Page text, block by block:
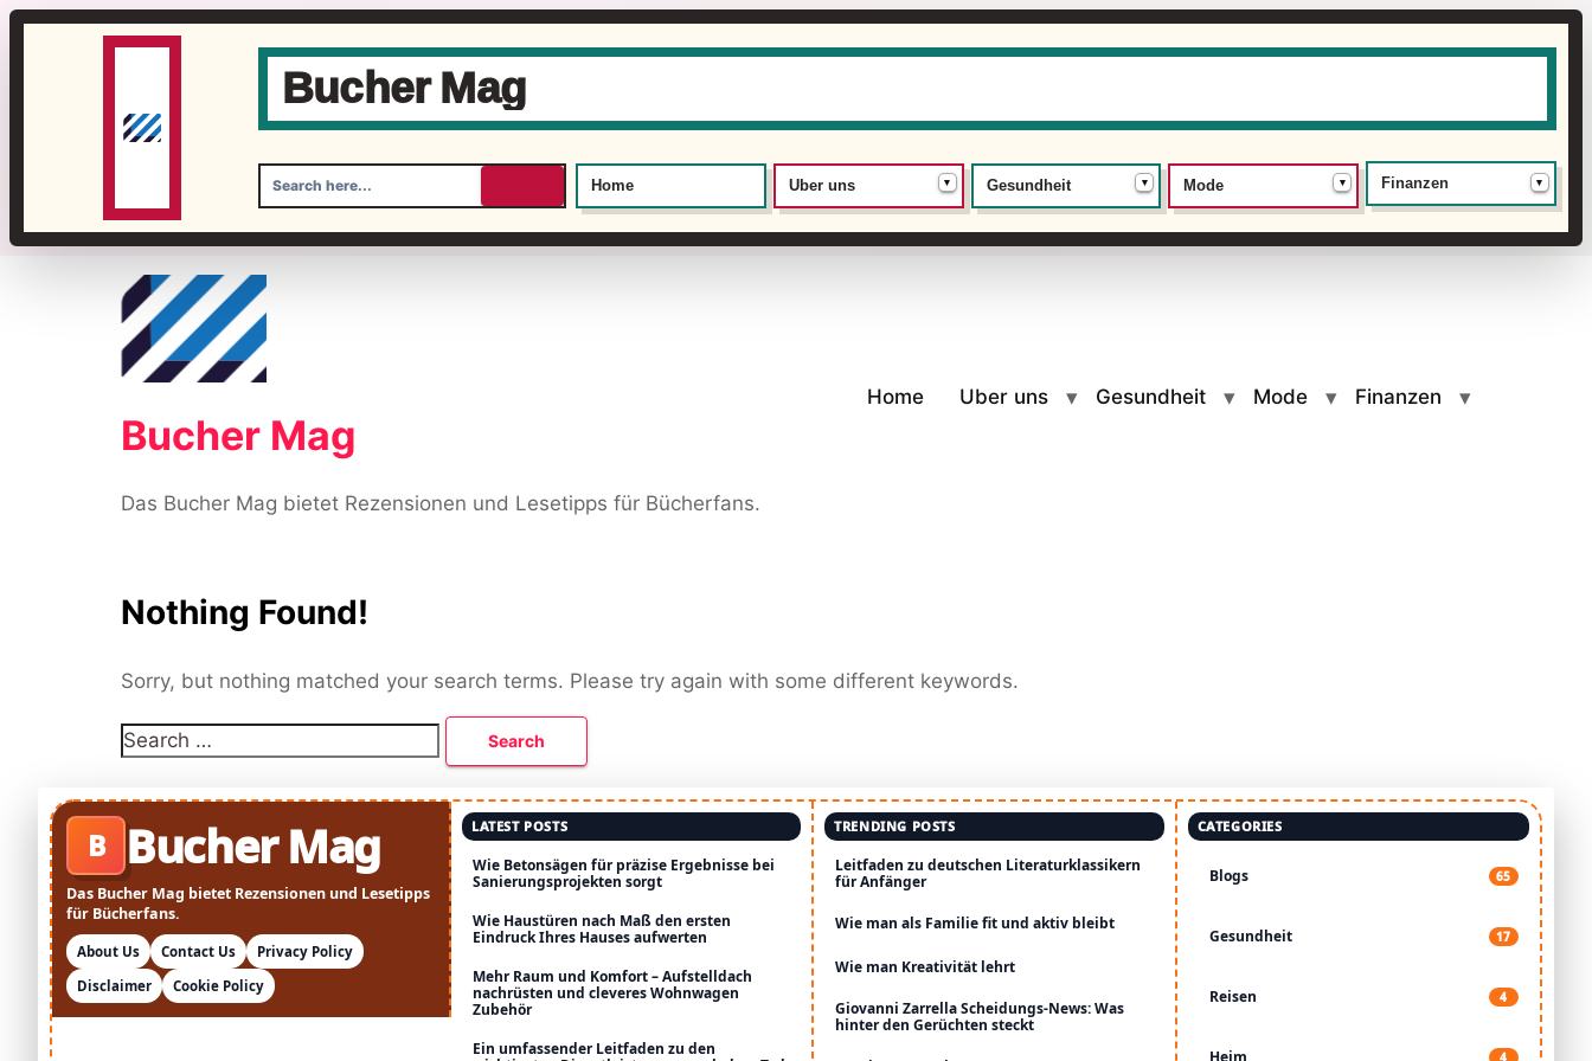
Bucher Mag
Home Uber uns ▾ Gesundheit ▾ Mode ▾ Finanzen ▾
Bucher Mag
Das Bucher Mag bietet Rezensionen und Lesetipps für Bücherfans.
Home Uber uns Gesundheit Mode Finanzen
Nothing Found!
Sorry, but nothing matched your search terms. Please try again with some different keywords.
Search
for:
B Bucher Mag
Das Bucher Mag bietet Rezensionen und Lesetipps
für Bücherfans.
About Us Contact Us
Privacy Policy
Disclaimer
Cookie Policy
LATEST POSTS
Wie Betonsägen für präzise Ergebnisse bei
Sanierungsprojekten sorgt
Wie Haustüren nach Maß den ersten
Eindruck Ihres Hauses aufwerten
Mehr Raum und Komfort – Aufstelldach
nachrüsten und cleveres Wohnwagen
Zubehör
Ein umfassender Leitfaden zu den
TRENDING POSTS
Leitfaden zu deutschen Literaturklassikern
für Anfänger
Wie man als Familie fit und aktiv bleibt
Wie man Kreativität lehrt
Giovanni Zarrella Scheidungs‑News: Was
hinter den Gerüchten steckt
CATEGORIES
Blogs 65
Gesundheit 17
Reisen 4
Heim 4